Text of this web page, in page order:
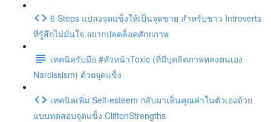
6 Steps แปลงจุดแข็งให้เป็นจุดขาย สำหรับชาว Introverts
ที่รู้สึกไม่มั่นใจ อยากปลดล็อคศักยภาพ
เทคนิครับมือ #หัวหน้าToxic (ที่มีบุคลิคภาพหลงตนเอง
Narcissism) ด้วยจุดแข็ง
เทคนิคเพิ่ม Self-esteem กลับมาเห็นคุณค่าในตัวเองด้วย
แบบทดสอบจุดแข็ง CliftonStrengths